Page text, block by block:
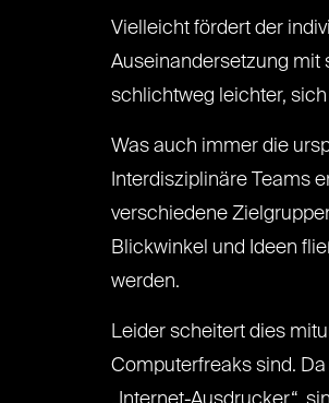
Vielleicht fördert der
Auseinandersetzung mit
schlichtweg leichter,
Was auch immer die
Interdisziplinäre Teams
verschiedene
Blickwinkel und Ideen
werden.
Leider scheitert dies
Computerfreaks sind.